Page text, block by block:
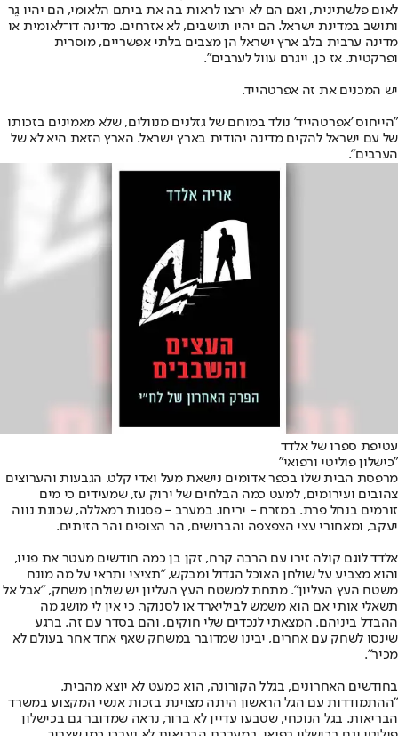
לאום פלשתינית, ואם הם לא ירצו לראות בה את ביתם הלאומי, הם יהיו גֵר
ותושב במדינת ישראל. הם יהיו תושבים, לא אזרחים. מדינה דו־לאומית או
מדינה ערבית בלב ארץ ישראל הן מצבים בלתי אפשריים, מוסרית
ופרקטית. אז כן, ייגרם עוול לערבים".
יש המכנים את זה אפרטהייד.
"הייחוס 'אפרטהייד' נולד במוחם של גזלנים מנוולים, שלא מאמינים בזכותו
של עם ישראל להקים מדינה יהודית בארץ ישראל. הארץ הזאת היא לא של
הערבים".
עטיפת ספרו של אלדד
"כישלון פוליטי ורפואי"
מרפסת הבית שלו בכפר אדומים נישאת מעל ואדי קלט. הגבעות והערוצים
צהובים ועירומים, למעט כמה הבלחים של ירוק עז, שמעידים כי מים
זורמים בנחל פרת. במזרח - יריחו. במערב - פסגות רמאללה, שכונת נווה
יעקב, ומאחורי עצי הצפצפה והברושים, הר הצופים והר הזיתים.
אלדד לוגם קולה זירו עם הרבה קרח, זקן בן כמה חודשים מעטר את פניו,
והוא מצביע על שולחן האוכל הגדול ומבקש, "תציצי ותראי על מה מונח
משטח העץ העליון". מתחת למשטח העץ העליון יש שולחן משחק, "אבל אל
תשאלי אותי אם הוא משמש לביליארד או לסנוקר, כי אין לי מושג מה
ההבדל ביניהם. המצאתי לנכדים שלי חוקים, והם בסדר עם זה. ברגע
שינסו לשחק עם אחרים, יבינו שמדובר במשחק שאף אחד אחר בעולם לא
מכיר".
בחודשים האחרונים, בגלל הקורונה, הוא כמעט לא יוצא מהבית.
"ההתמודדות עם הגל הראשון היתה מצוינת בזכות אנשי המקצוע במשרד
הבריאות. בגל הנוכחי, שטבעו עדיין לא ברור, נראה שמדובר גם בכישלון